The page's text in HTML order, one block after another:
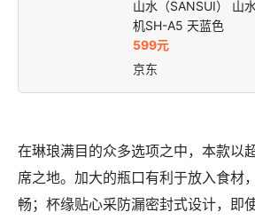
山水（SANSUI） 山
机SH-A5 天蓝色
599元
京东
在琳琅满目的众多选项之中，本款以
席之地。加大的瓶口有利于放入食材
畅；杯缘贴心采防漏密封式设计，即